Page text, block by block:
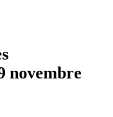
novembre